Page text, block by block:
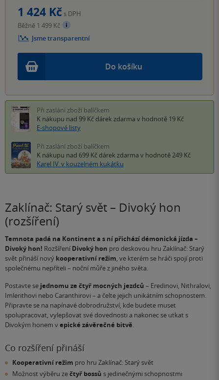
Do košíku
1 424 Kč s DPH
Běžně 1 499 Kč
Jsme transparentní
Při zaslání zboží balíčkem
K nákupu nad 99 Kč dárek zdarma v hodnotě 19 Kč
E-shopové listy
Při zaslání zboží balíčkem
K nákupu nad 699 Kč dárek zdarma v hodnotě 249 Kč
Karel IV. v kouzelném kukátku
Zaklínač: Starý svět – Divoký hon
(rozšíření)
Temnota padá na Kontinent a s ní přichází démonická jízda –
Divoký hon! RozšířeníDivoký hon pro deskovou hru Zaklínač: Starý
svět přináší nový kooperativní režim, ve kterém se hráči spojí proti
společnému nepříteli – noční můře z jiného světa.
Postavte se jednomu ze čtyř mocných jezdců – Eredinovi, Nithralovi,
Imlerithovi nebo Caranthirovi – a čelte jejich unikátním schopnostem.
Připravte se na napínavé dobrodružství, kde budete muset
spolupracovat, vylepšovat své dovednosti a nakonec se utkat s
Divokým honem vepické závěrečné bitvě.
Co rozšíření přináší
Kooperativní režim pro hru Zaklínač: Starý svět
Možnost výběru zečtyř bossů s jedinečnými schopnostmi